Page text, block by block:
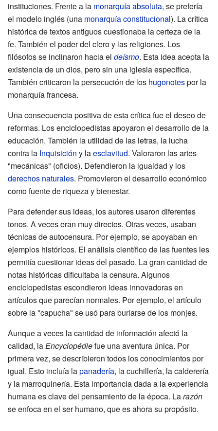
instituciones. Frente a la monarquía absoluta, se prefería
el modelo inglés (una monarquía constitucional). La crítica
histórica de textos antiguos cuestionaba la certeza de la
fe. También el poder del clero y las religiones. Los
filósofos se inclinaron hacia el deísmo. Esta idea acepta la
existencia de un dios, pero sin una iglesia específica.
También criticaron la persecución de los hugonotespor la
monarquía francesa.
Una consecuencia positiva de esta crítica fue el deseo de
reformas. Los enciclopedistas apoyaron el desarrollo de la
educación. También la utilidad de las letras, la lucha
contra la Inquisición y laesclavitud. Valoraron las artes
"mecánicas" (oficios). Defendieron la igualdad y los
derechos naturales. Promovieron el desarrollo económico
como fuente de riqueza y bienestar.
Para defender sus ideas, los autores usaron diferentes
tonos. A veces eran muy directos. Otras veces, usaban
técnicas de autocensura. Por ejemplo, se apoyaban en
ejemplos históricos. El análisis científico de las fuentes les
permitía cuestionar ideas del pasado. La gran cantidad de
notas históricas dificultaba la censura. Algunos
enciclopedistas escondieron ideas innovadoras en
artículos que parecían normales. Por ejemplo, el artículo
sobre la "capucha" se usó para burlarse de los monjes.
Aunque a veces la cantidad de información afectó la
calidad, la Encyclopédiefue una aventura única. Por
primera vez, se describieron todos los conocimientos por
igual. Esto incluía lapanadería, la cuchillería, la calderería
y la marroquinería. Esta importancia dada a la experiencia
humana es clave del pensamiento de la época. Larazón
se enfoca en el ser humano, que es ahora su propósito.